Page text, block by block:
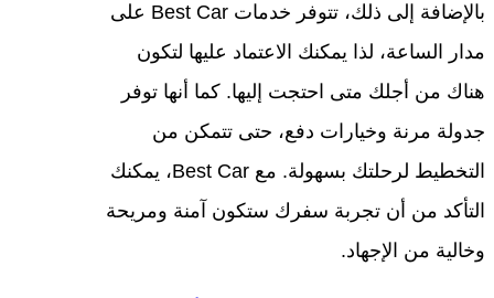
بالإضافة إلى ذلك، تتوفر خدمات Best Car على
مدار الساعة، لذا يمكنك الاعتماد عليها لتكون
هناك من أجلك متى احتجت إليها. كما أنها توفر
جدولة مرنة وخيارات دفع، حتى تتمكن من
التخطيط لرحلتك بسهولة. مع Best Car، يمكنك
التأكد من أن تجربة سفرك ستكون آمنة ومريحة
وخالية من الإجهاد.